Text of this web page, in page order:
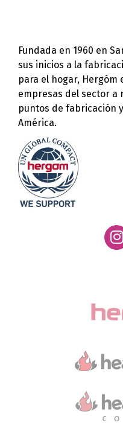
Fundada en 1960 en
sus inicios a la
para el hogar, Hergóm
empresas del sector a
puntos de fabricación
América.